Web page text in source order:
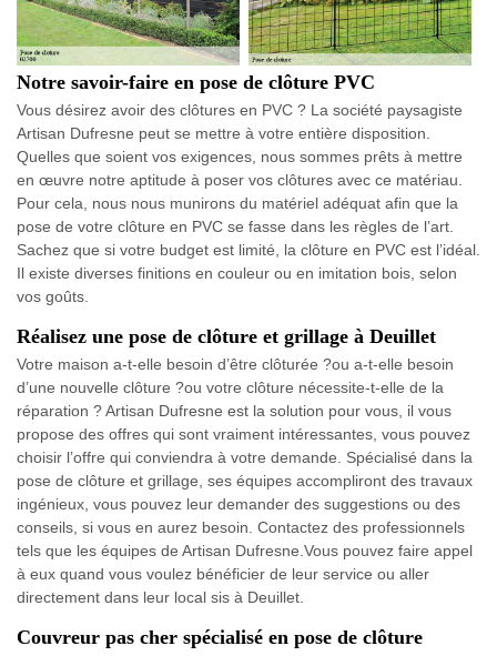
Notre savoir-faire en pose de clôture PVC
Vous désirez avoir des clôtures en PVC ? La société paysagiste
Artisan Dufresne peut se mettre à votre entière disposition.
Quelles que soient vos exigences, nous sommes prêts à mettre
en œuvre notre aptitude à poser vos clôtures avec ce matériau.
Pour cela, nous nous munirons du matériel adéquat afin que la
pose de votre clôture en PVC se fasse dans les règles de l’art.
Sachez que si votre budget est limité, la clôture en PVC est l’idéal.
Il existe diverses finitions en couleur ou en imitation bois, selon
vos goûts.
Réalisez une pose de clôture et grillage à Deuillet
Votre maison a-t-elle besoin d’être clôturée ?ou a-t-elle besoin
d’une nouvelle clôture ?ou votre clôture nécessite-t-elle de la
réparation ? Artisan Dufresne est la solution pour vous, il vous
propose des offres qui sont vraiment intéressantes, vous pouvez
choisir l’offre qui conviendra à votre demande. Spécialisé dans la
pose de clôture et grillage, ses équipes accompliront des travaux
ingénieux, vous pouvez leur demander des suggestions ou des
conseils, si vous en aurez besoin. Contactez des professionnels
tels que les équipes de Artisan Dufresne.Vous pouvez faire appel
à eux quand vous voulez bénéficier de leur service ou aller
directement dans leur local sis à Deuillet.
Couvreur pas cher spécialisé en pose de clôture